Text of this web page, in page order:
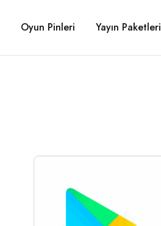
Oyun Pinleri Yayın Paketleri